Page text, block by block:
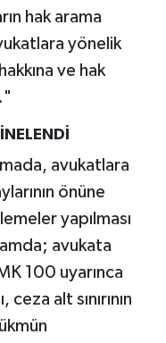
hak arama
yönelik
ve hak
avukatlara
önüne
yapılması
avukata
100 uyarınca
ceza alt sınırının